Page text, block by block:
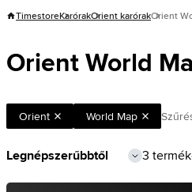
TimestoreKarórakOrient karórakOrient
Orient World
Orient World Map
3